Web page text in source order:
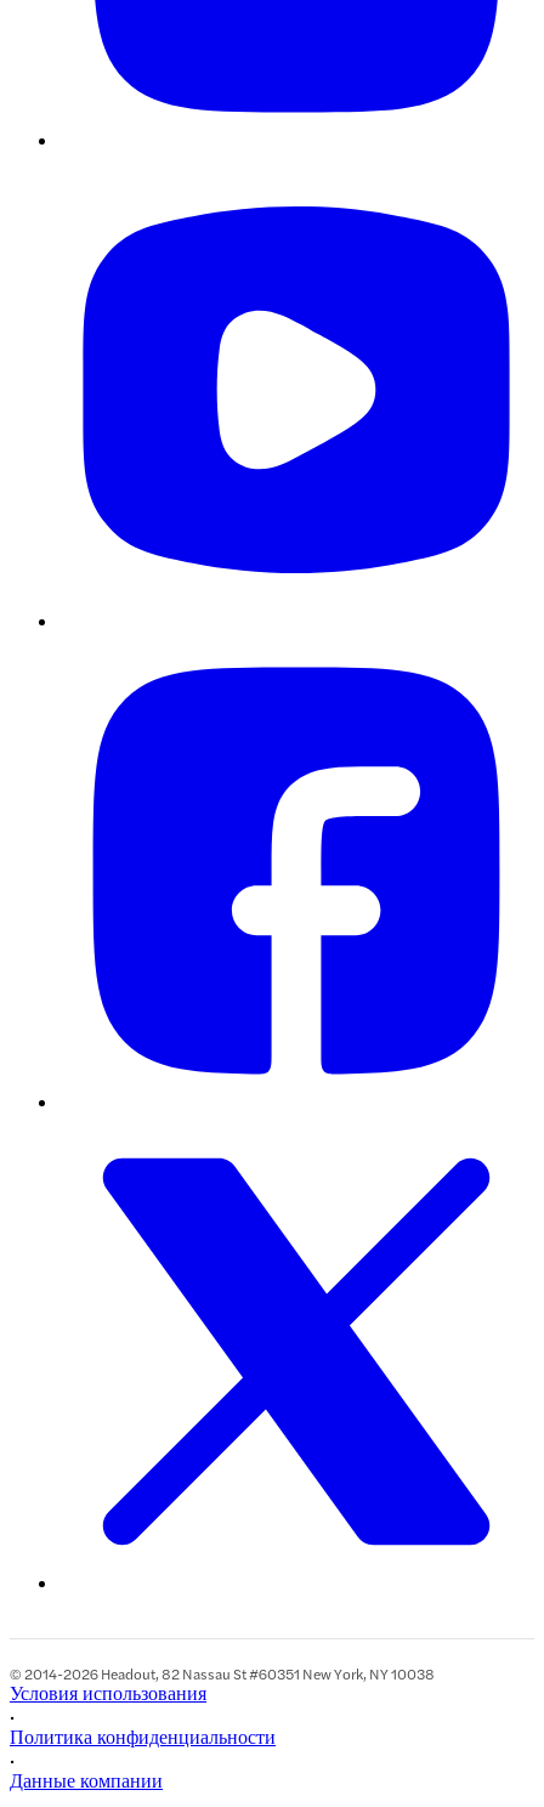
© 2014-2026 Headout, 82 Nassau St #60351 New York, NY 10038
Условия использования
•
Политика конфиденциальности
•
Данные компании